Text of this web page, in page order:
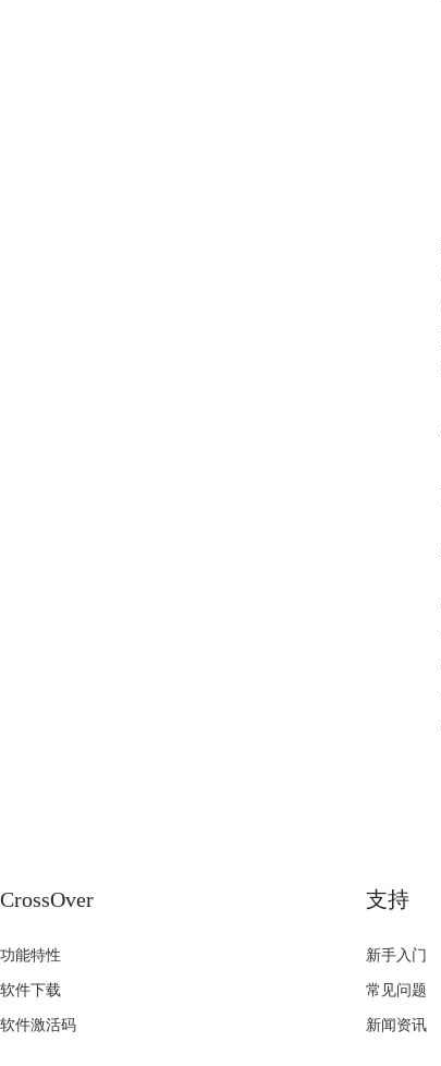
CrossOver
功能特性
软件下载
软件激活码
支持
新手入门
常见问题
新闻资讯